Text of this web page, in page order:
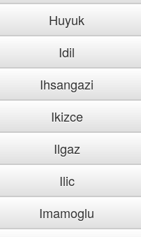
Huyuk
Idil
Ihsangazi
Ikizce
Ilgaz
Ilic
Imamoglu